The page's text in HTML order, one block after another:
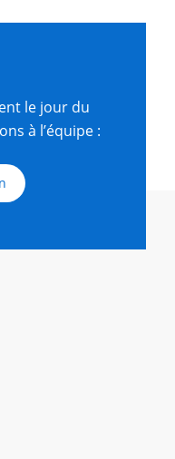
le jour du
à l’équipe :